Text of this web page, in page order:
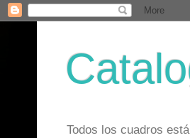
Todos los cuadros